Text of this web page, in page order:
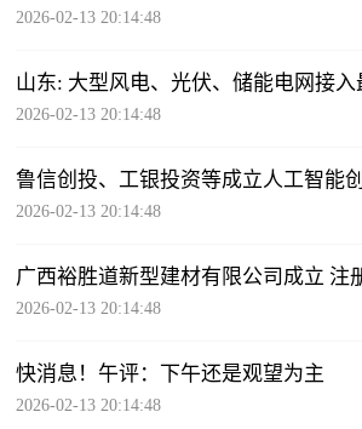
2026-02-13 20:14:48
山东: 大型风电、光伏、储能电网接
2026-02-13 20:14:48
鲁信创投、工银投资等成立人工智能
2026-02-13 20:14:48
广西裕胜道新型建材有限公司成立 注
2026-02-13 20:14:48
快消息！午评：下午还是观望为主
2026-02-13 20:14:48